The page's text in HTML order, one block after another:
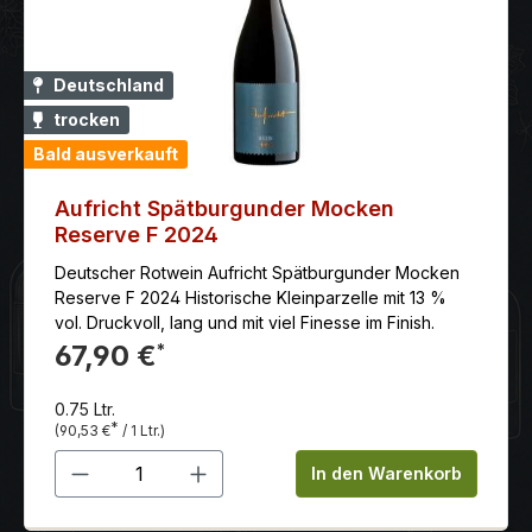
Deutschland
trocken
Bald ausverkauft
Aufricht Spätburgunder Mocken
Reserve F 2024
Deutscher Rotwein Aufricht Spätburgunder Mocken
Reserve F 2024 Historische Kleinparzelle mit 13 %
vol. Druckvoll, lang und mit viel Finesse im Finish.
67,90 €*
0.75 Ltr.
(90,53 €* / 1 Ltr.)
Produkt Anzahl: Gib denIn den Warenkorb